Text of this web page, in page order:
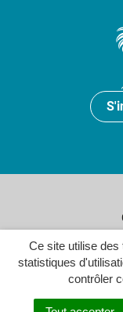
Ce site utilise des
statistiques
contrôler